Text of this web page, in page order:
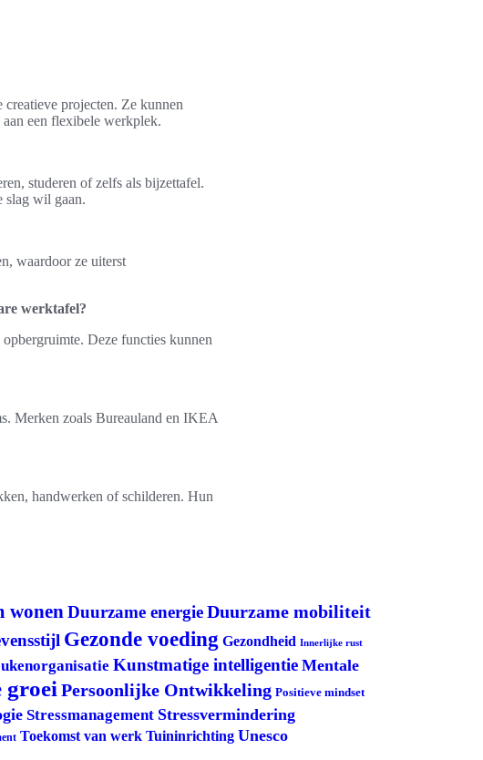
projecten. Ze kunnen
een flexibele werkplek.
studeren of zelfs als bijzettafel.
slag wil gaan.
waardoor ze uiterst
werktafel?
Deze functies kunnen
Merken zoals Bureauland en IKEA
handwerken of schilderen. Hun
wonenDuurzame energieDuurzame mobiliteit
Gezonde voeding Gezondheid Innerlijke rust
Kunstmatige intelligentie Mentale
groei Persoonlijke Ontwikkeling Positieve mindset
Stressmanagement Stressvermindering
Toekomst van werk Tuininrichting Unesco